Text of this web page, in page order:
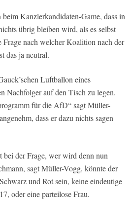
Kanzlerkandidaten-Game, dass in
übrig bleiben wird, als es selbst
Frage nach welcher Koalition nach der
das ja neutral.
Luftballon eines
Nachfolger auf den Tisch zu legen.
für die AfD“ sagt Müller-
dass er dazu nichts sagen
der Frage, wer wird denn nun
sagt Müller-Vogg, könnte der
und Rot sein, keine eindeutige
oder eine parteilose Frau.